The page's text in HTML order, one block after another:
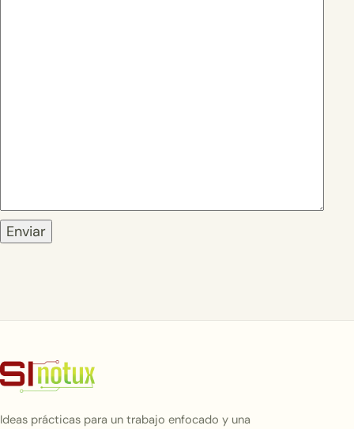
Ideas prácticas para un trabajo enfocado y una